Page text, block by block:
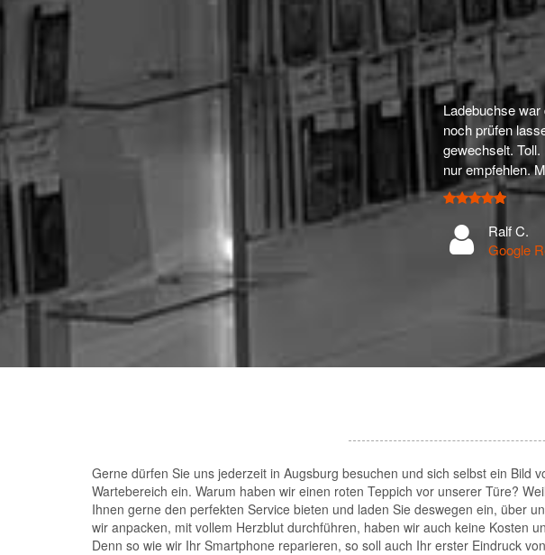
Ladebuchse war
noch prüfen
gewechselt.
nur empfehlen.
Ralf C.
Google
Gerne dürfen Sie uns jederzeit in Augsburg besuchen und sich selbst ein
Wartebereich ein. Warum haben wir einen roten Teppich vor unserer Türe?
Ihnen gerne den perfekten Service bieten und laden Sie deswegen ein, über
wir anpacken, mit vollem Herzblut durchführen, haben wir auch keine Kosten
Denn so wie wir Ihr Smartphone reparieren, so soll auch Ihr erster Eindruck